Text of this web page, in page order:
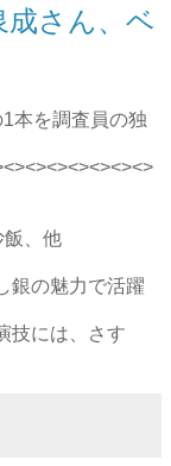
成さん、ベ
本を調査員の独
飯、他
銀の魅力で活躍
技には、さす